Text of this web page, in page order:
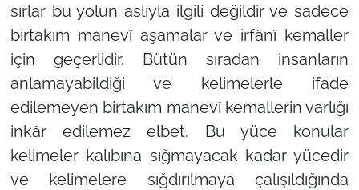
sırlar bu yolun aslıyla ilgili değildir ve sadece
birtakım manevî aşamalar ve irfânî kemaller
için geçerlidir. Bütün sıradan insanların
anlamayabildiği ve kelimelerle ifade
edilemeyen birtakım manevî kemallerin varlığı
inkâr edilemez elbet. Bu yüce konular
kelimeler kalıbına sığmayacak kadar yücedir
ve kelimelere sığdırılmaya çalışıldığında